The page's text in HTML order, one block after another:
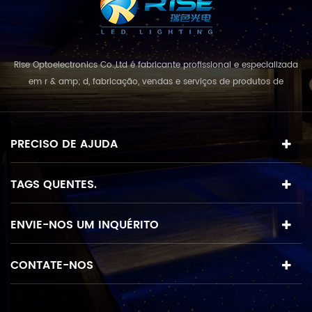
Rise Optoelectronics Co.,Ltd é fabricante profissional e especializada
em r & amp; d, fabricação, vendas e serviços de produtos de
iluminação led, com uma grande variedade de unidades de
iluminação para uso residencial, comercial e lanscape. com o
serviço acima de tudo", combinando e...
PRECISO DE AJUDA
TAGS QUENTES.
ENVIE-NOS UM INQUÉRITO
CONTATE-NOS